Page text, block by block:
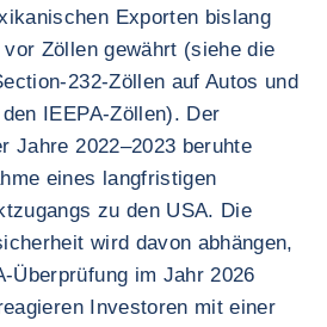
Exporten bislang
Zöllen gewährt (siehe die
232-Zöllen auf Autos und
IEEPA-Zöllen). Der
Jahre 2022–2023 beruhte
eines langfristigen
zu den USA. Die
wird davon abhängen,
Überprüfung im Jahr 2026
Investoren mit einer